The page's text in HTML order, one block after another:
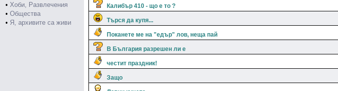
• Хоби, Развлечения
• Общества
• Я, архивите са живи
Калибър 410 - що е то ?
Търся да купя...
Поканете ме на "едър" лов, неща пай
В България разрешен ли е
честит праздник!
Защо